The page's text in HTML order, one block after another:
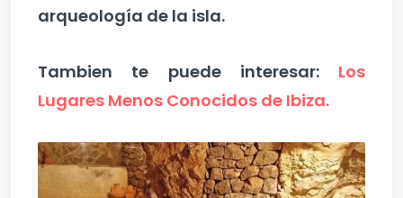
arqueología de la isla.
Tambien te puede interesar: Los
Lugares Menos Conocidos de Ibiza.